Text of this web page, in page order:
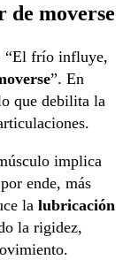
moverse
“El frío influye,
”. En
que debilita la
implica
ende, más
la lubricación
la rigidez,